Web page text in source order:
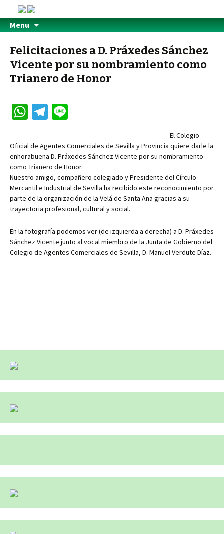
Menu
Felicitaciones a D. Práxedes Sánchez
Vicente por su nombramiento como
Trianero de Honor
W
at
sA
p
p
Te
gr
a
m
e
El Colegio
Oficial de Agentes Comerciales de Sevilla y Provincia quiere darle la
enhorabuena D. Práxedes Sánchez Vicente por su nombramiento
como Trianero de Honor.
Nuestro amigo, compañero colegiado y Presidente del Círculo
Mercantil e Industrial de Sevilla ha recibido este reconocimiento por
parte de la organización de la Velá de Santa Ana gracias a su
trayectoria profesional, cultural y social.
En la fotografía podemos ver (de izquierda a derecha) a D. Práxedes
Sánchez Vicente junto al vocal miembro de la Junta de Gobierno del
Colegio de Agentes Comerciales de Sevilla, D. Manuel Verdute Díaz.